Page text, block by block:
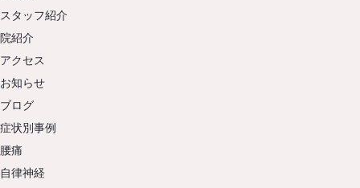
スタッフ紹介
院紹介
アクセス
お知らせ
ブログ
症状別事例
腰痛
自律神経